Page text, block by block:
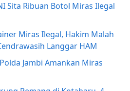
Sita Ribuan Botol Miras Ilegal
Miras Ilegal, Hakim Malah
Langgar HAM
Jambi Amankan Miras